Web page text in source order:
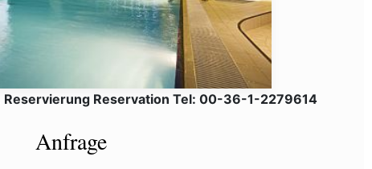
Reservierung Reservation Tel: 00-36-1-2279614
Anfrage